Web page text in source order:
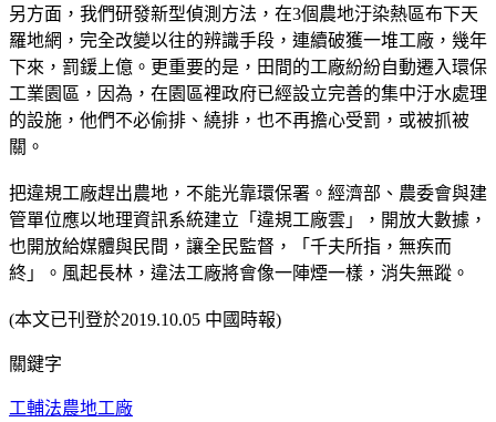
另方面，我們研發新型偵測方法，在3個農地汙染熱區布下天
羅地網，完全改變以往的辨識手段，連續破獲一堆工廠，幾年
下來，罰鍰上億。更重要的是，田間的工廠紛紛自動遷入環保
工業園區，因為，在園區裡政府已經設立完善的集中汙水處理
的設施，他們不必偷排、繞排，也不再擔心受罰，或被抓被
關。
把違規工廠趕出農地，不能光靠環保署。經濟部、農委會與建
管單位應以地理資訊系統建立「違規工廠雲」，開放大數據，
也開放給媒體與民間，讓全民監督，「千夫所指，無疾而
終」。風起長林，違法工廠將會像一陣煙一樣，消失無蹤。
(本文已刊登於2019.10.05 中國時報)
關鍵字
工輔法農地工廠